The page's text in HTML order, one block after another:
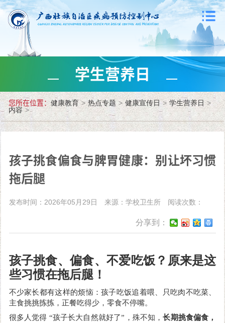
学生营养日
您所在位置：健康教育 > 热点专题 > 健康宣传日 > 学生营养日 >
内容 >
孩子挑食偏食与脾胃健康：别让坏习惯
拖后腿
发布时间：2026年05月29日 来源：学校卫生所 阅读次数：
分享到：
孩子挑食、偏食、不爱吃饭？原来是这
些习惯在拖后腿！
不少家长都有这样的烦恼：孩子吃饭追着喂、只吃肉不吃菜、
主食挑挑拣拣，正餐吃得少，零食不停嘴。
很多人觉得 “孩子长大自然就好了”，殊不知，长期挑食偏食，